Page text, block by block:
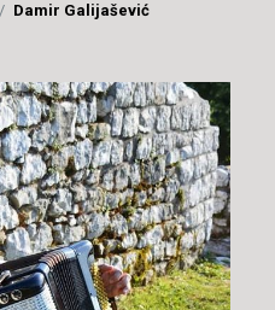
Damir Galijašević